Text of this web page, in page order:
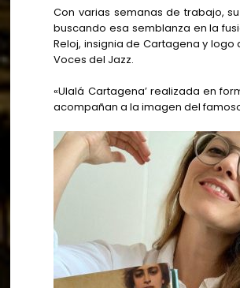
Con varias semanas de trabajo,
buscando esa semblanza en la
Reloj, insignia de Cartagena y
Voces del Jazz.
«Ulalá Cartagena’ realizada en
acompañan a la imagen del